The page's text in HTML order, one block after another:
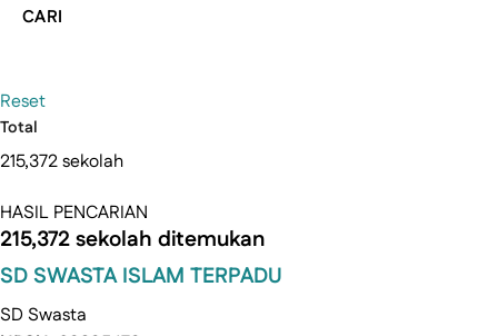
CARI
Reset
Total
215,372 sekolah
HASIL PENCARIAN
215,372 sekolah ditemukan
SD SWASTA ISLAM TERPADU
SD Swasta